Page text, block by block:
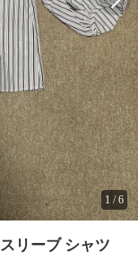
1 /6
リーブ シャツ